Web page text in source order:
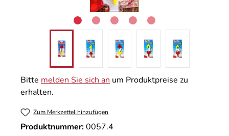
Bitte melden Sie sich an um Produktpreise zu
erhalten.
Zum Merkzettel hinzufügen
Produktnummer:0057.4